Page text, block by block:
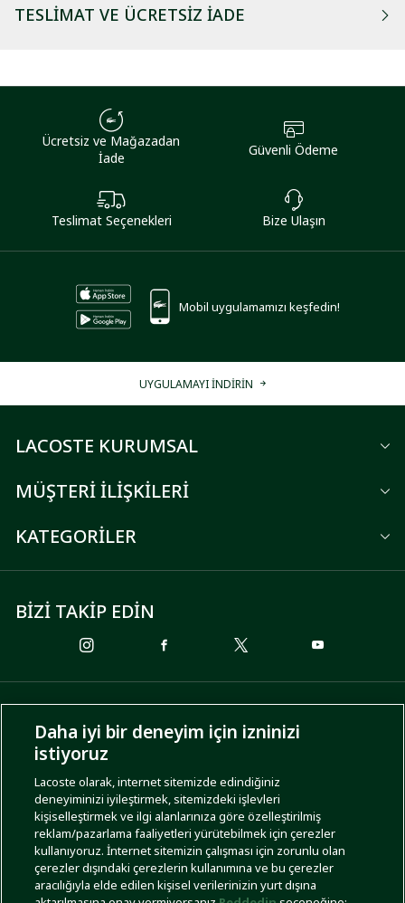
TESLIMAT VE ÜCRETSIZ İADE
Ücretsiz ve Mağazadan
İade
Güvenli Ödeme
Teslimat Seçenekleri Bize Ulaşın
Mobil uygulamamızı keşfedin!
UYGULAMAYI İNDİRİN
LACOSTE KURUMSAL
MÜŞTERİ İLİŞKİLERİ
KATEGORİLER
BİZİ TAKİP EDİN
ÖDEME SEÇENEKLERİ
KARGO SEÇENEKLERİ
Daha iyi bir deneyim için izninizi
istiyoruz
Lacoste olarak, internet sitemizde edindiğiniz
deneyiminizi iyileştirmek, sitemizdeki işlevleri
kişiselleştirmek ve ilgi alanlarınıza göre özelleştirilmiş
reklam/pazarlama faaliyetleri yürütebilmek için çerezler
kullanıyoruz. İnternet sitemizin çalışması için zorunlu olan
çerezler dışındaki çerezlerin kullanımına ve bu çerezler
aracılığıyla elde edilen kişisel verilerinizin yurt dışına